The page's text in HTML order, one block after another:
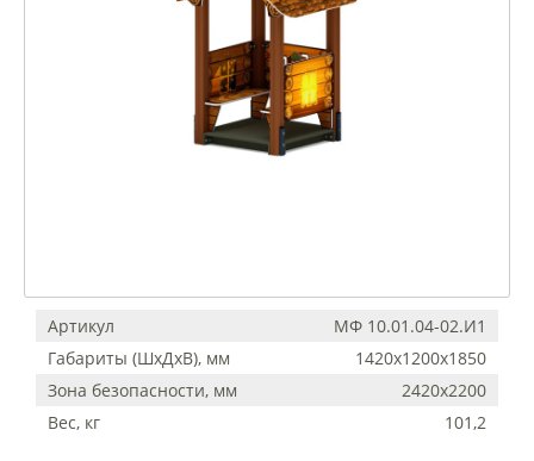
Артикул
МФ 10.01.04-02.И1
Габариты (ШхДхВ), мм
1420х1200х1850
Зона безопасности, мм
2420х2200
Вес, кг
101,2